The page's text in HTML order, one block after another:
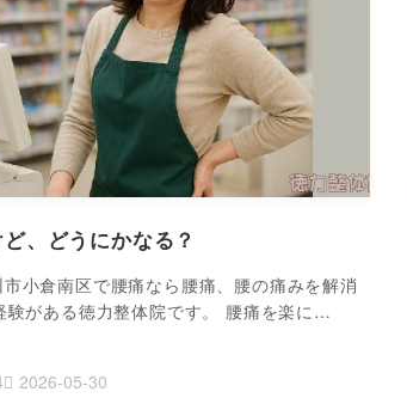
、どうにかなる？
小倉南区で腰痛なら腰痛、腰の痛みを解消
験がある徳力整体院です。 腰痛を楽に…
2026-05-30